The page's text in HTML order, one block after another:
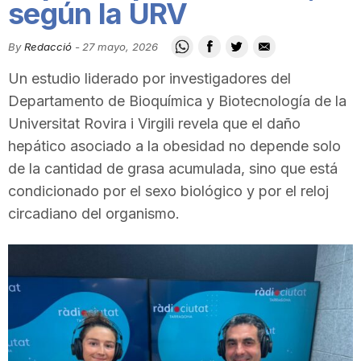
i
t
a
t
d
e
según la URV
By Redacció - 27 mayo, 2026
Un estudio liderado por investigadores del
Departamento de Bioquímica y Biotecnología de la
Universitat Rovira i Virgili revela que el daño
hepático asociado a la obesidad no depende solo
de la cantidad de grasa acumulada, sino que está
condicionado por el sexo biológico y por el reloj
circadiano del organismo.